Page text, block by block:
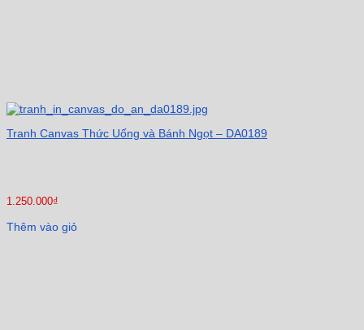
Tranh Canvas Thức Uống và Bánh Ngọt – DA0189
1.250.000₫
Thêm vào giỏ